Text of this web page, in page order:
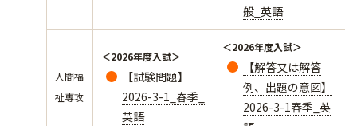
般_英語
人間福
祉専攻
＜2026年度入試＞
【試験問題】
2026-3-1_春季_
英語
＜2026年度入試＞
【解答又は解答
例、出題の意図】
2026-3-1春季_英